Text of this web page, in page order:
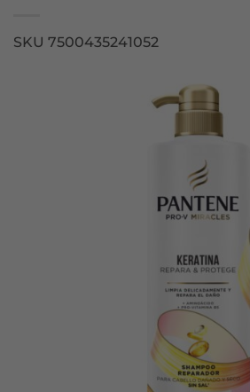
SKU 7500435241052